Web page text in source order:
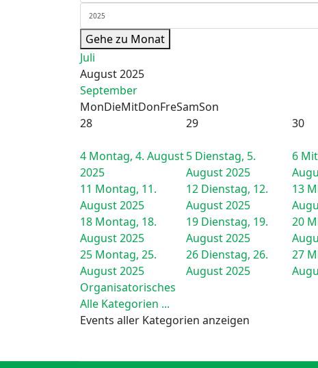
Gehe zu Monat
Juli
August 2025
September
MonDieMitDonFreSamSon
28
29 30
4 Montag, 4. August
2025
5 Dienstag, 5.
August 2025
6
11 Montag, 11.
August 2025
12 Dienstag, 12.
August 2025
13
18 Montag, 18.
August 2025
19 Dienstag, 19.
August 2025
20
25 Montag, 25.
August 2025
26 Dienstag, 26.
August 2025
27
Organisatorisches
Alle Kategorien ...
Events aller Kategorien anzeigen